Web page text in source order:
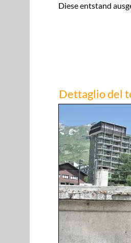
Diese entstand
Dettaglio del